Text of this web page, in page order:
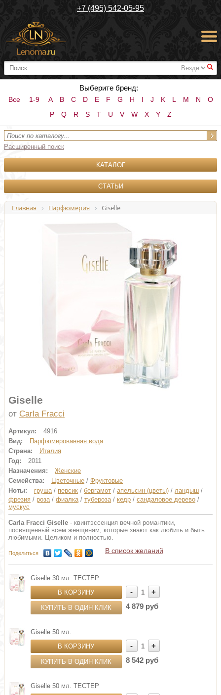
+7 (495) 542-05-95
#
Выберите бренд:
Все 1-9 A B C D E F G H I J K L M N
O
P
Q R S T U V W X Y Z
Расширенный поиск
КАТАЛОГ
СТАТЬИ
Главная Парфюмерия Giselle
Giselle
от Carla Fracci
Артикул:
4916
Вид:
Парфюмированная вода
Страна:
Италия
Год:
2011
Назначения:
Женские
Семейства:
Цветочные / Фруктовые
Ноты:
груша/ персик / бергамот / апельсин (цветы) / ландыш /
фрезия / роза/ фиалка/ тубероза/ кедр / сандаловое дерево /
мускус
Carla Fracci Giselle - квинтэссенция вечной романтики,
посвященный всем женщинам, которые знают как любить и быть
любимыми. Целиком и полностью.
Поделиться В список желаний
Giselle 30 мл. ТЕСТЕР
В КОРЗИНУ
КУПИТЬ В ОДИН КЛИК
- 1
+
4 879 руб
Giselle 50 мл.
В КОРЗИНУ
КУПИТЬ В ОДИН КЛИК
- 1
+
8 542 руб
Giselle 50 мл. ТЕСТЕР